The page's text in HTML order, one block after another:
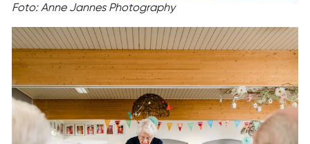
Foto: Anne Jannes Photography